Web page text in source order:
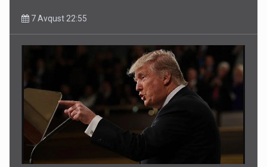
7 Avqust 22:55